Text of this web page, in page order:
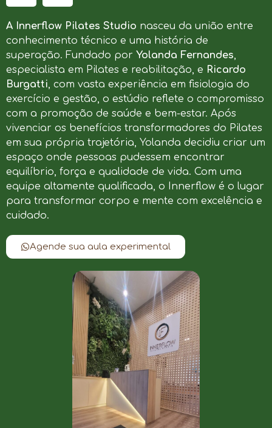
A Innerflow Pilates Studio nasceu da união entre
conhecimento técnico e uma história de
superação. Fundado por Yolanda Fernandes,
especialista em Pilates e reabilitação, e Ricardo
Burgatti, com vasta experiência em fisiologia do
exercício e gestão, o estúdio reflete o compromisso
com a promoção de saúde e bem-estar. Após
vivenciar os benefícios transformadores do Pilates
em sua própria trajetória, Yolanda decidiu criar um
espaço onde pessoas pudessem encontrar
equilíbrio, força e qualidade de vida. Com uma
equipe altamente qualificada, o Innerflow é o lugar
para transformar corpo e mente com excelência e
cuidado.
Agende sua aula experimental